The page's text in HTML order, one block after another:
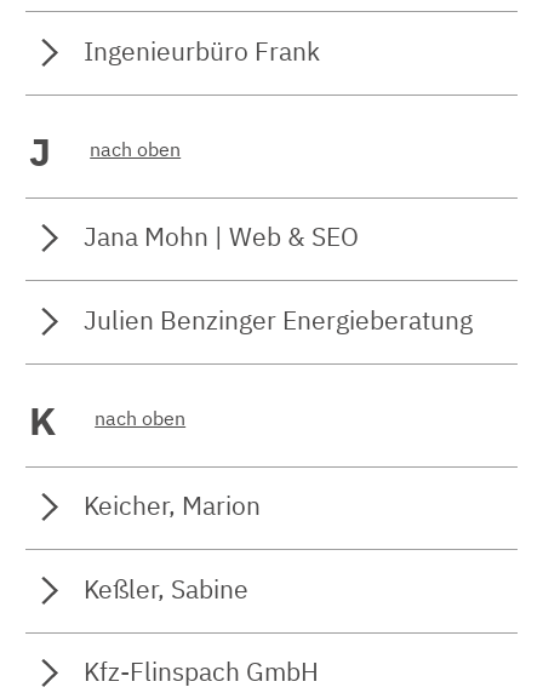
Ingenieurbüro Frank
J nach oben
Jana Mohn | Web & SEO
Julien Benzinger Energieberatung
K nach oben
Keicher, Marion
Keßler, Sabine
Kfz-Flinspach GmbH